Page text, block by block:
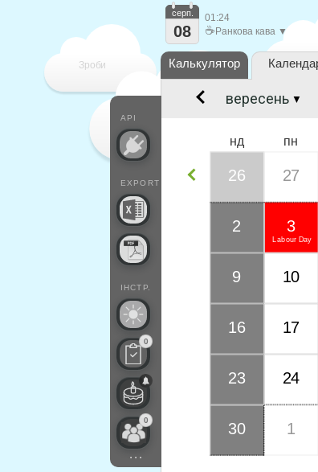
Зроби
API
EXPORT
ІНСТР.
0
0
...
серп.
08
01:24
☕ Ранкова кава ▼
Калькулятор
нд пн
26 27
2
Labour Day
3
9 10
16 17
23 24
30 1
▼